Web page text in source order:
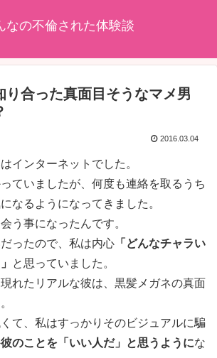
なの不倫された体験談
り合った真面目そうなマメ男
2016.03.04
インターネットでした。
ていましたが、何度も連絡を取るうち
なるようになってきました。
う事になったんです。
ったので、私は内心 「どんなチャラい
と思っていました。
れたリアルな彼は、黒髪メガネの真面
て、私はすっかりそのビジュアルに騙
彼のことを「いい人だ」と思うようにな